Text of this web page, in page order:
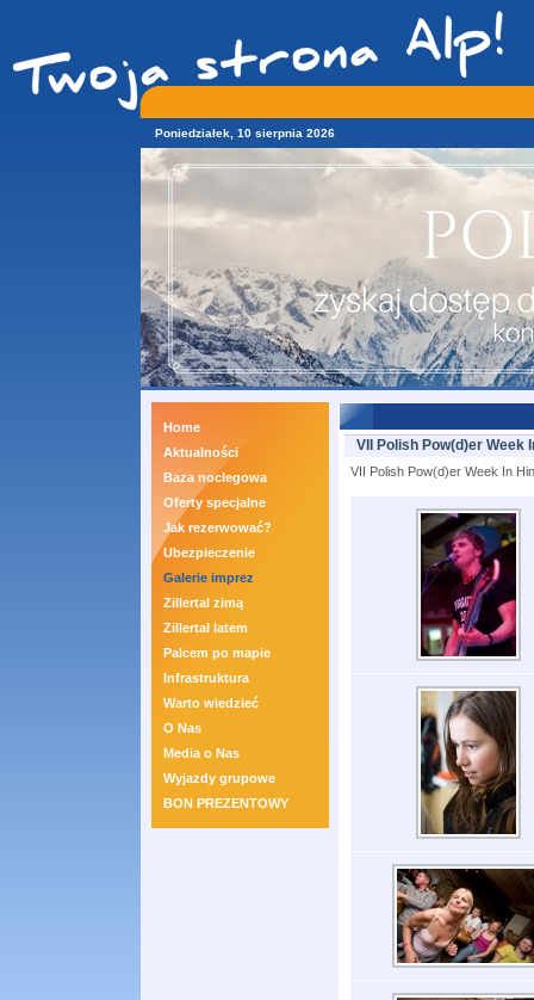
Poniedziałek, 10 sierpnia 2026
Home
Aktualności
Baza noclegowa
Oferty specjalne
Jak rezerwować?
Ubezpieczenie
Galerie imprez
Zillertal zimą
Zillertal latem
Palcem po mapie
Infrastruktura
Warto wiedzieć
O Nas
Media o Nas
Wyjazdy grupowe
BON PREZENTOWY
VII Polish Pow(d)er Week
VII Polish Pow(d)er Week In